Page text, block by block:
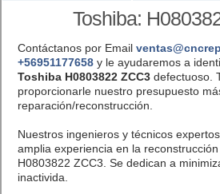
Toshiba:
Contáctanos por Email
+56951177658y le ayudaremos a
Toshiba H0803822 ZCC3defectuoso.
proporcionarle nuestro presupuesto
reparación/reconstrucción.
Nuestros ingenieros y técnicos
amplia experiencia en la
H0803822 ZCC3. Se dedican a
inactivida.